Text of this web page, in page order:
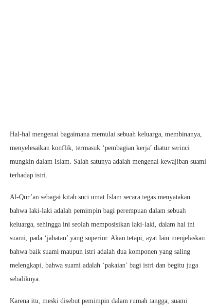
Hal-hal mengenai bagaimana memulai sebuah keluarga, membinanya,
menyelesaikan konflik, termasuk ‘pembagian kerja’ diatur serinci
mungkin dalam Islam. Salah satunya adalah mengenai kewajiban suami
terhadap istri.
Al-Qur’an sebagai kitab suci umat Islam secara tegas menyatakan
bahwa laki-laki adalah pemimpin bagi perempuan dalam sebuah
keluarga, sehingga ini seolah memposisikan laki-laki, dalam hal ini
suami, pada ‘jabatan’ yang superior. Akan tetapi, ayat lain menjelaskan
bahwa baik suami maupun istri adalah dua komponen yang saling
melengkapi, bahwa suami adalah ‘pakaian’ bagi istri dan begitu juga
sebaliknya.
Karena itu, meski disebut pemimpin dalam rumah tangga, suami